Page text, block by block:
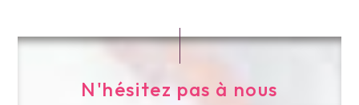
N'hésitez pas à nous